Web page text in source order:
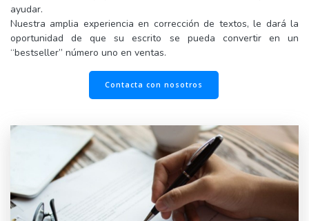
ayudar.
Nuestra amplia experiencia en corrección de textos, le dará la
oportunidad de que su escrito se pueda convertir en un
“bestseller” número uno en ventas.
Contacta con nosotros